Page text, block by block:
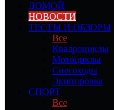
ДОМОЙ
НОВОСТИ
ТЕСТЫ И ОБЗОРЫ
Все
Квадроциклы
Мотоциклы
Снегоходы
Экипировка
СПОРТ
Все